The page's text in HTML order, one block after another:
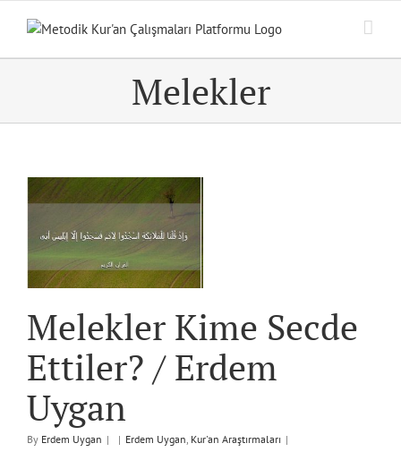
Melekler
Melekler Kime Secde
Ettiler? / Erdem
Uygan
By Erdem Uygan | | Erdem Uygan, Kur'an Araştırmaları |